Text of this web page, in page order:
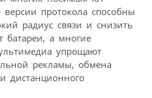
протокола способны
радиус связи и снизить
батареи, а многие
упрощают
рекламы, обмена
дистанционного